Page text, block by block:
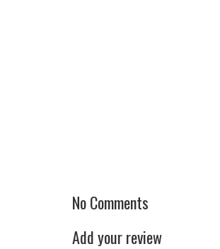
No Comments
Add your review